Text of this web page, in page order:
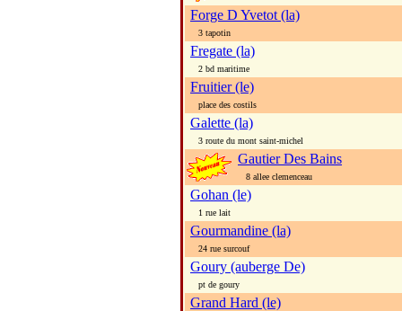
Forge D Yvetot (la)
3 tapotin
Fregate (la)
2 bd maritime
Fruitier (le)
place des costils
Galette (la)
3 route du mont saint-michel
Gautier Des Bains
8 allee clemenceau
Gohan (le)
1 rue lait
Gourmandine (la)
24 rue surcouf
Goury (auberge De)
pt de goury
Grand Hard (le)